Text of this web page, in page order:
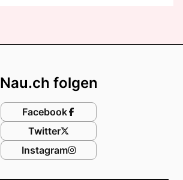
Nau.ch folgen
Facebook
Twitter
Instagram